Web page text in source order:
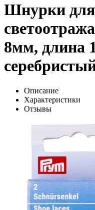
Шнурки для
8мм, длина
Описание
Характеристики
Отзывы